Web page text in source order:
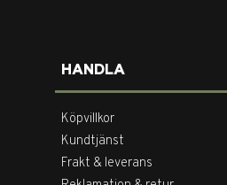
HANDLA
Köpvillkor
Kundtjänst
Frakt & leverans